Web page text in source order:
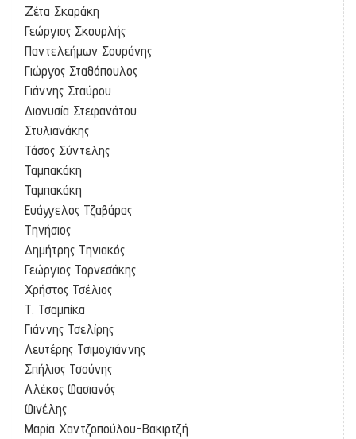
Ζέτα Σκαράκη
Γεώργιος Σκουρλής
Παντελεήμων Σουράνης
Γιώργος Σταθόπουλος
Γιάννης Σταύρου
Διονυσία Στεφανάτου
Στυλιανάκης
Τάσος Σύντελης
Ταμπακάκη
Ταμπακάκη
Ευάγγελος Τζαβάρας
Τηνήσιος
Δημήτρης Τηνιακός
Γεώργιος Τορνεσάκης
Χρήστος Τσέλιος
Τ. Τσαμπίκα
Γιάννης Τσελίρης
Λευτέρης Τσιμογιάννης
Σπήλιος Τσούνης
Αλέκος Φασιανός
Φινέλης
Μαρία Χαντζοπούλου-Βακιρτζή